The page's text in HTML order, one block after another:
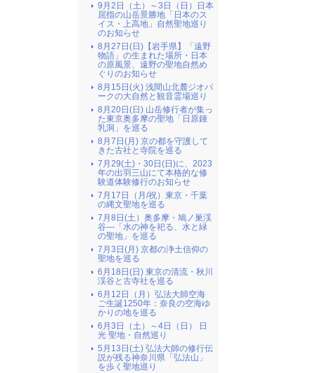
9月2日（土）～3日（日）日本
屈指の山岳景勝地「日本のス
イス・上高地」自然聖地巡り
のお知らせ
8月27日(日)【岩手県】「遠野
物語」の生まれた場所・日本
の原風景、遠野の聖地自然め
ぐりのお知らせ
8月15日(火) 浅間山北麓ジオパ
ークの大自然と観音霊場巡り
8月20日(日) 山岳修行者が集っ
た東京奥多摩の聖地「日原鍾
乳洞」を巡る
8月7日(月) 京の都を守護して
きた古社と寺院を巡る
7月29(土)・30日(日)に、2023
年の出羽三山にて本格的な修
験道体験修行のお知らせ
7月17日（月/祝）東京・千葉
の縄文聖地を巡る
7月8日(土）奥多摩・鳩ノ巣渓
谷―「水の神を祀る、水と緑
の聖地」を巡る
7月3日(月) 京都の浄土信仰の
聖地を巡る
6月18日(日) 東京の清流・秋川
渓谷と古寺社を巡る
6月12日（月）弘法大師空海
ご生誕1250年：奈良の空海ゆ
かりの地を巡る
6月3日（土）～4日（日） 日
光 聖地・自然巡り
5月13日(土) 弘法大師の修行伝
説が残る神奈川県「弘法山」
を歩く聖地巡り